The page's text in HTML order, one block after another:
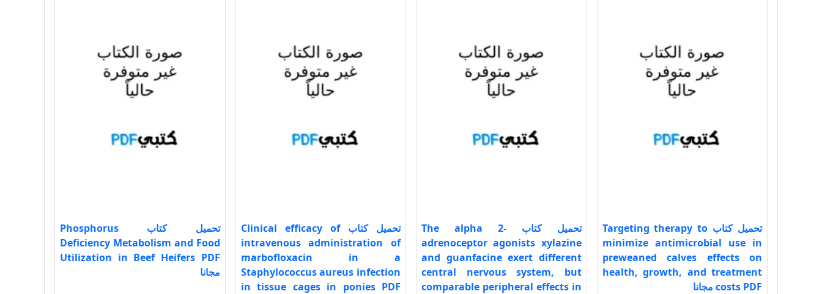
تحميل كتاب Targeting therapy to
minimize antimicrobial use in
preweaned calves effects on
health, growth, and treatment
costs PDF مجانا
تحميل كتاب The alpha 2-
adrenoceptor agonists xylazine
and guanfacine exert different
central nervous system, but
comparable peripheral effects in
تحميل كتاب Clinical efficacy of
intravenous administration of
marbofloxacin in a
Staphylococcus aureus infection
in tissue cages in ponies PDF
تحميل كتاب Phosphorus
Deficiency Metabolism and Food
Utilization in Beef Heifers PDF
مجانا